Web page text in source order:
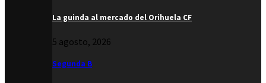
La guinda al mercado del Orihuela CF
5 agosto, 2026
Segunda B